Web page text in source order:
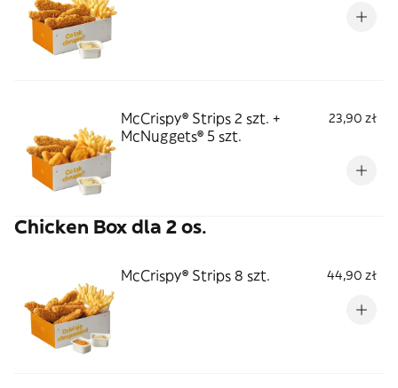
McCrispy® Strips 2 szt. +
McNuggets® 5 szt.
23,90 zł
Chicken Box dla 2 os.
McCrispy® Strips 8 szt. 44,90 zł